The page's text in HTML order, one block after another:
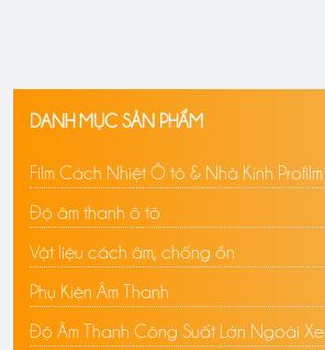
DANH MỤC SẢN PHẨM
Film Cách Nhiệt Ô tô & Nhà Kính Profilm
Độ âm thanh ô tô
Vật liệu cách âm, chống ồn
Phụ Kiện Âm Thanh
Độ Âm Thanh Công Suất Lớn Ngoài Xe